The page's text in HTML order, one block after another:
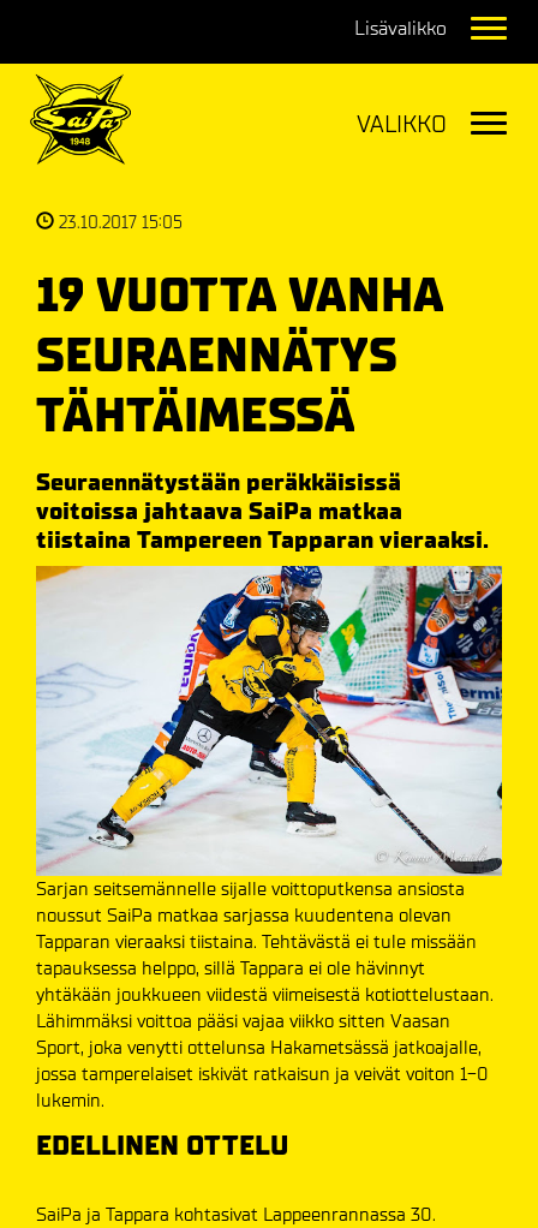
23.10.2017 15:05
19 VUOTTA VANHA
SEURAENNÄTYS
TÄHTÄIMESSÄ
Seuraennätystään peräkkäisissä
voitoissa jahtaava SaiPa matkaa
tiistaina Tampereen Tapparan vieraaksi.
Sarjan seitsemännelle sijalle voittoputkensa ansiosta
noussut SaiPa matkaa sarjassa kuudentena olevan
Tapparan vieraaksi tiistaina. Tehtävästä ei tule missään
tapauksessa helppo, sillä Tappara ei ole hävinnyt
yhtäkään joukkueen viidestä viimeisestä kotiottelustaan.
Lähimmäksi voittoa pääsi vajaa viikko sitten Vaasan
Sport, joka venytti ottelunsa Hakametsässä jatkoajalle,
jossa tamperelaiset iskivät ratkaisun ja veivät voiton 1-0
lukemin.
EDELLINEN OTTELU
SaiPa ja Tappara kohtasivat Lappeenrannassa 30.